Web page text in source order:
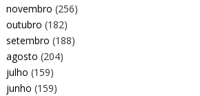
novembro (256)
outubro (182)
setembro (188)
agosto (204)
julho (159)
junho (159)